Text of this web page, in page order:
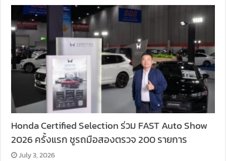
Honda Certified Selection ร่วม FAST Auto Show
2026 ครั้งแรก ชูรถมือสองตรวจ 200 รายการ
July 3, 2026